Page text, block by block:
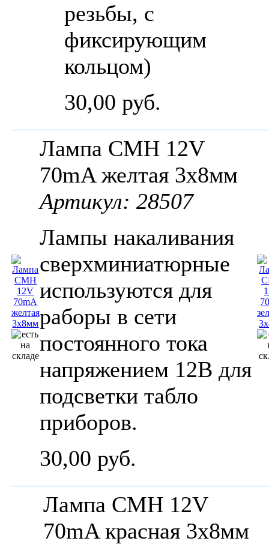
резьбы, с
фиксирующим
кольцом)
30,00 руб.
Лампа СМН 12V
70mA желтая 3x8мм
Артикул: 28507
Лампы накаливания
сверхминиатюрные
используются для
раборы в сети
постоянного тока
напряжением 12В для
подсветки табло
приборов.
30,00 руб.
Лампа СМН 12V
70mA красная 3x8мм